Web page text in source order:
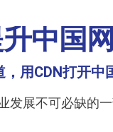
中国
用CDN打开中
发展不可必缺的